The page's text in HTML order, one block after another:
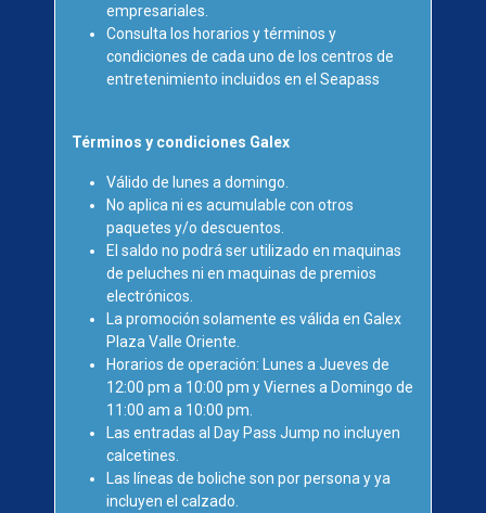
empresariales.
Consulta los horarios y términos y
condiciones de cada uno de los centros de
entretenimiento incluidos en el Seapass
Términos y condiciones Galex
Válido de lunes a domingo.
No aplica ni es acumulable con otros
paquetes y/o descuentos.
El saldo no podrá ser utilizado en maquinas
de peluches ni en maquinas de premios
electrónicos.
La promoción solamente es válida en Galex
Plaza Valle Oriente.
Horarios de operación: Lunes a Jueves de
12:00 pm a 10:00 pm y Viernes a Domingo de
11:00 am a 10:00 pm.
Las entradas al Day Pass Jump no incluyen
calcetines.
Las líneas de boliche son por persona y ya
incluyen el calzado.